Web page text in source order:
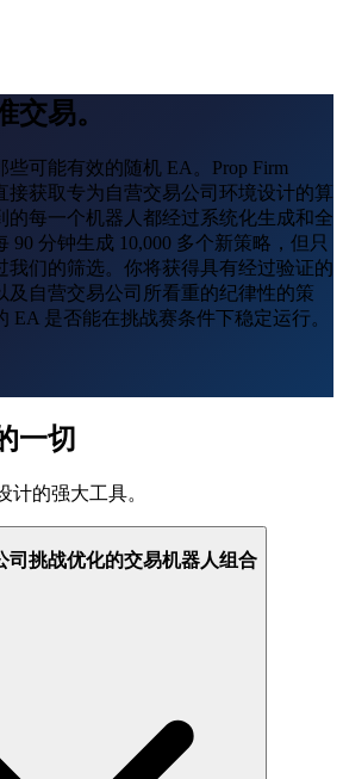
交易。
可能有效的随机 EA。Prop Firm
接获取专为自营交易公司环境设计的算
的每一个机器人都经过系统化生成和全
90 分钟生成 10,000 多个新策略，但只
我们的筛选。你将获得具有经过验证的
及自营交易公司所看重的纪律性的策
EA 是否能在挑战赛条件下稳定运行。
一切
计的强大工具。
司挑战优化的交易机器人组合